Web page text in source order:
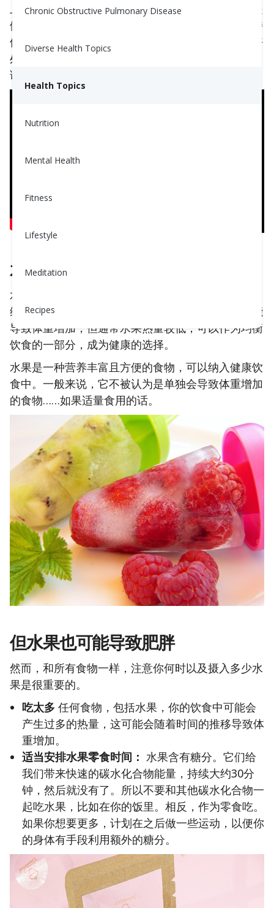
Chronic Obstructive Pulmonary Disease
Diverse Health Topics
Health Topics
Nutrition
Mental Health
Fitness
Lifestyle
Meditation
Recipes
上遇到问题！但是尽管水果含有糖分，水果实际上是
健康饮食的重要组成部分，并且可以作为减肥或维持
体重计划的一部分来享用！继续阅读以了解水果的好
处，以及何时需要注意水果的摄入。如果你不想阅
读，可以看视频！
水果真棒！
水果中的糖是自然存在的，并伴有对健康重要的纤
维、维生素和矿物质。虽然任何东西摄入过多都可能
导致体重增加，但通常水果热量较低，可以作为均衡
饮食的一部分，成为健康的选择。
水果是一种营养丰富且方便的食物，可以纳入健康饮
食中。一般来说，它不被认为是单独会导致体重增加
的食物……如果适量食用的话。
但水果也可能导致肥胖
然而，和所有食物一样，注意你何时以及摄入多少水
果是很重要的。
吃太多 任何食物，包括水果，你的饮食中可能会
产生过多的热量，这可能会随着时间的推移导致体
重增加。
适当安排水果零食时间： 水果含有糖分。它们给
我们带来快速的碳水化合物能量，持续大约30分
钟，然后就没有了。所以不要和其他碳水化合物一
起吃水果，比如在你的饭里。相反，作为零食吃。
如果你想要更多，计划在之后做一些运动，以便你
的身体有手段利用额外的糖分。